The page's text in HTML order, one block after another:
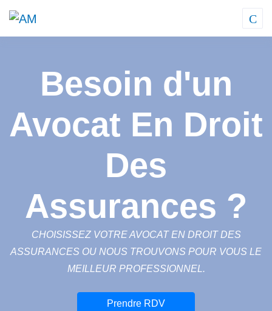
Besoin d'un
Avocat En Droit
Des
Assurances ?
CHOISISSEZ VOTRE AVOCAT EN DROIT DES
ASSURANCES OU NOUS TROUVONS POUR VOUS LE
MEILLEUR PROFESSIONNEL.
Prendre RDV